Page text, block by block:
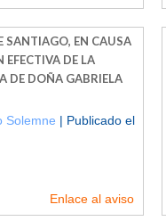
SANTIAGO, EN CAUSA
DE LA
DE DOÑA GABRIELA
Solemne | Publicado el
Enlace al aviso